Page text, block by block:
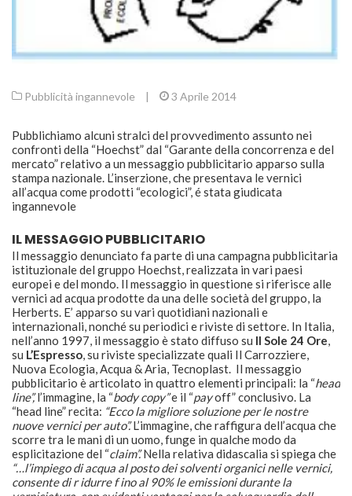
Pubblicità ingannevole | 3 Aprile 2014
Pubblichiamo alcuni stralci del provvedimento assunto nei
confronti della “Hoechst” dal “Garante della concorrenza e del
mercato” relativo a un messaggio pubblicitario apparso sulla
stampa nazionale. L’inserzione, che presentava le vernici
all’acqua come prodotti “ecologici”, é stata giudicata
ingannevole
IL MESSAGGIO PUBBLICITARIO
Il messaggio denunciato fa parte di una campagna pubblicitaria
istituzionale del gruppo Hoechst, realizzata in vari paesi
europei e del mondo. Il messaggio in questione si riferisce alle
vernici ad acqua prodotte da una delle società del gruppo, la
Herberts. E’ apparso su vari quotidiani nazionali e
internazionali, nonché su periodici e riviste di settore. In Italia,
nell’anno 1997, il messaggio è stato diffuso su Il Sole 24 Ore,
su L’Espresso, su riviste specializzate quali Il Carrozziere,
Nuova Ecologia, Acqua & Aria, Tecnoplast. Il messaggio
pubblicitario è articolato in quattro elementi principali: la “head
line”,l’immagine, la “body copy”e il “payoff” conclusivo. La
“head line” recita: “Ecco la migliore soluzione per le nostre
nuove vernici per auto”.L’immagine, che raffigura dell’acqua che
scorre tra le mani di un uomo, funge in qualche modo da
esplicitazione del “claim”.Nella relativa didascalia si spiega che
“…l’impiego di acqua al posto dei solventi organici nelle vernici,
consente di r idurre f ino al 90% le emissioni durante la